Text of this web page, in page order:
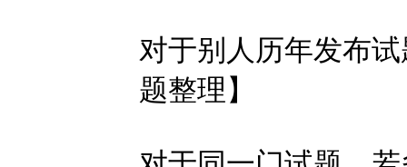
对于别人历年发布
题整理】